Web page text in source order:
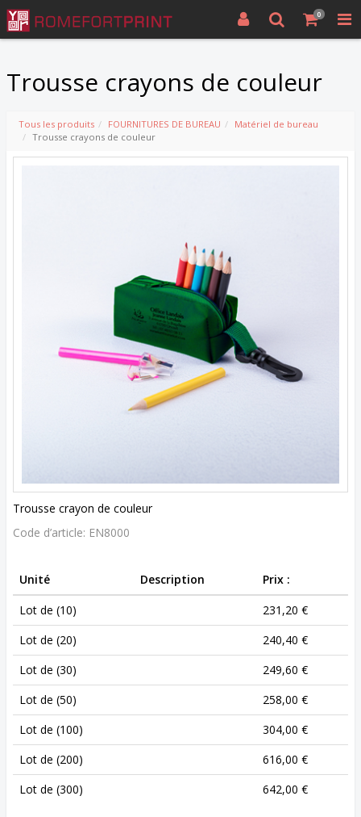
0
Trousse crayons de couleur
Tous les produits FOURNITURES DE BUREAU
Matériel de bureau
Trousse crayons de couleur
Trousse crayon de couleur
Code d’article: EN8000
Unité Description
Prix :
Lot de (10)
231,20 €
Lot de (20)
240,40 €
Lot de (30)
249,60 €
Lot de (50)
258,00 €
Lot de (100)
304,00 €
Lot de (200)
616,00 €
Lot de (300)
642,00 €